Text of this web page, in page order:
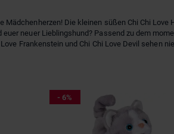
Die kleinen süßen Chi Chi
neuer Lieblingshund? Passend zu dem
Frankenstein und Chi Chi Love Devil sehen
- 6%